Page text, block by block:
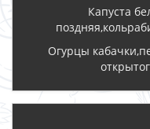
Капуста
Огурцы